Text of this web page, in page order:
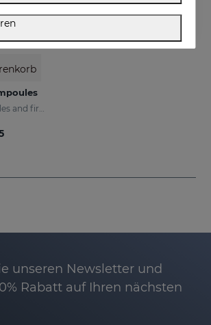
Replenishes wrinkles and firms the skin
unseren Newsletter und
Rabatt auf Ihren nächsten